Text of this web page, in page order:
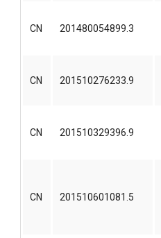
CN 201480054899.3
CN 201510276233.9
CN 201510329396.9
CN 201510601081.5